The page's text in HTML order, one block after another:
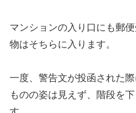
マンションの入り口にも郵
物はそちらに入ります。
一度、警告文が投函された
ものの姿は見えず、階段を